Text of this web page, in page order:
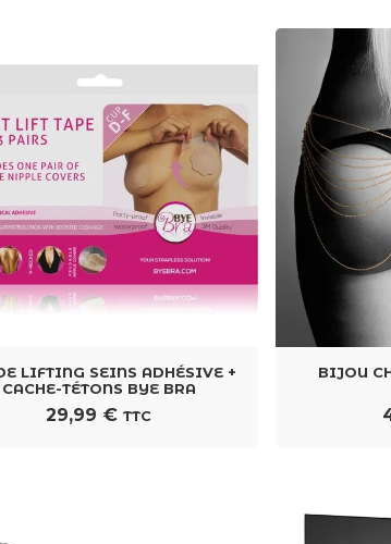
LIFTING SEINS ADHÉSIVE +
CACHE-TÉTONS BYE BRA
29,99 € TTC
BIJOU